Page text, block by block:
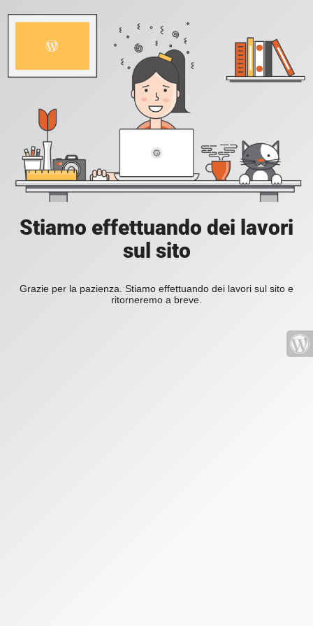
Stiamo effettuando dei lavori
sul sito
Grazie per la pazienza. Stiamo effettuando dei lavori sul sito e
ritorneremo a breve.